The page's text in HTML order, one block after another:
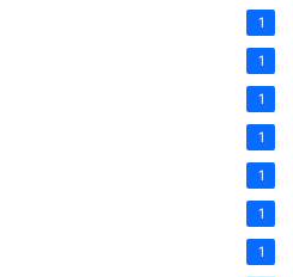
1
1
1
1
1
1
1